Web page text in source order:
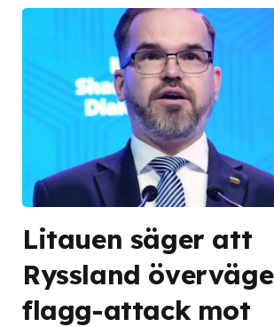
Litauen säger att
Ryssland
flagg-attack mot